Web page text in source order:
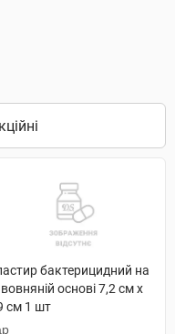
бактерицидний на
основі 7,2 см х
см 1 шт